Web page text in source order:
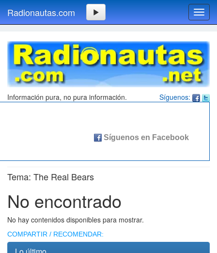
Radionautas.com
Síguenos:
Información pura, no pura información.
Tema: The Real Bears
No encontrado
No hay contenidos disponibles para mostrar.
COMPARTIR / RECOMENDAR: